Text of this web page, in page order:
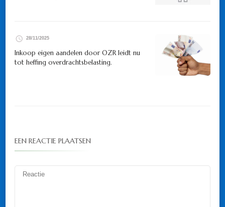
28/11/2025
Inkoop eigen aandelen door OZR leidt nu
tot heffing overdrachtsbelasting.
EEN REACTIE PLAATSEN